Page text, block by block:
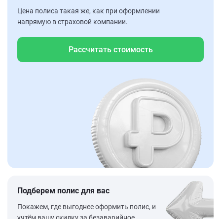
Цена полиса такая же, как при оформлении
напрямую в страховой компании.
Рассчитать стоимость
Подберем полис для вас
Покажем, где выгоднее оформить полис, и